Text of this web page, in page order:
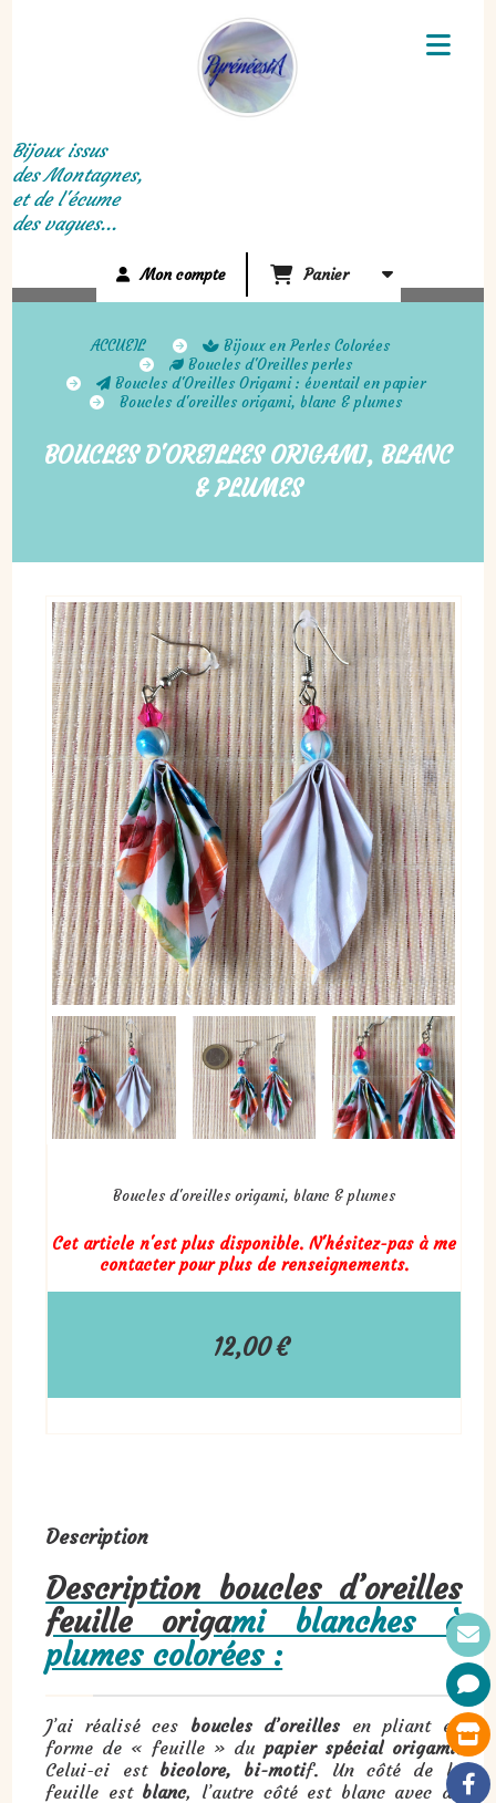
Bijoux issus
des Montagnes,
et de l'écume
des vagues...
Mon compte Panier
ACCUEIL
Bijoux en Perles Colorées
Boucles d'Oreilles perles
Boucles d'Oreilles Origami : éventail en papier
Boucles d'oreilles origami, blanc & plumes
BOUCLES D'OREILLES ORIGAMI, BLANC
& PLUMES
Boucles d'oreilles origami, blanc & plumes
12,00€
Cet article n'est plus disponible. N'hésitez-pas à me
contacter pour plus de renseignements.
Description
Description boucles d’oreilles
feuille origami blanches à
plumes colorées :
J’ai réalisé ces boucles d’oreilles en pliant en
forme de « feuille » du papier spécial origami.
Celui-ci est bicolore, bi-motif. Un côté de la
feuille estblanc, l’autre côté est blanc avec de